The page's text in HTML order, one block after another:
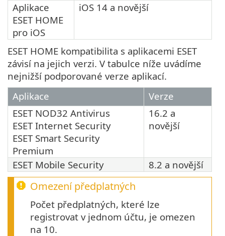
Aplikace
ESET HOME
pro iOS
iOS 14 a novější
ESET HOME kompatibilita s aplikacemi ESET
závisí na jejich verzi. V tabulce níže uvádíme
nejnižší podporované verze aplikací.
Aplikace
Verze
ESET NOD32 Antivirus
ESET Internet Security
ESET Smart Security
Premium
16.2 a
novější
ESET Mobile Security 8.2 a novější
Omezení předplatných
Počet předplatných, které lze
registrovat v jednom účtu, je omezen
na 10.